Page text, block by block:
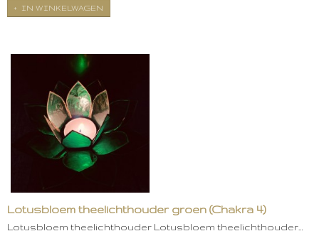
IN WINKELWAGEN
Lotusbloem theelichthouder groen (Chakra 4)
Lotusbloem theelichthouder Lotusbloem theelichthouder…